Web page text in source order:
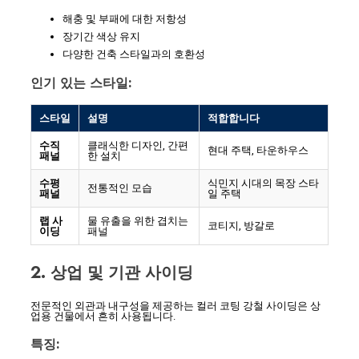
해충 및 부패에 대한 저항성
장기간 색상 유지
다양한 건축 스타일과의 호환성
인기 있는 스타일:
스타일 설명 적합합니다
수직
패널
클래식한 디자인, 간편
한 설치
현대 주택, 타운하우스
수평
패널
전통적인 모습
식민지 시대의 목장 스타
일 주택
랩 사
이딩
물 유출을 위한 겹치는
패널
코티지, 방갈로
2. 상업 및 기관 사이딩
전문적인 외관과 내구성을 제공하는 컬러 코팅 강철 사이딩은 상
업용 건물에서 흔히 사용됩니다.
특징: